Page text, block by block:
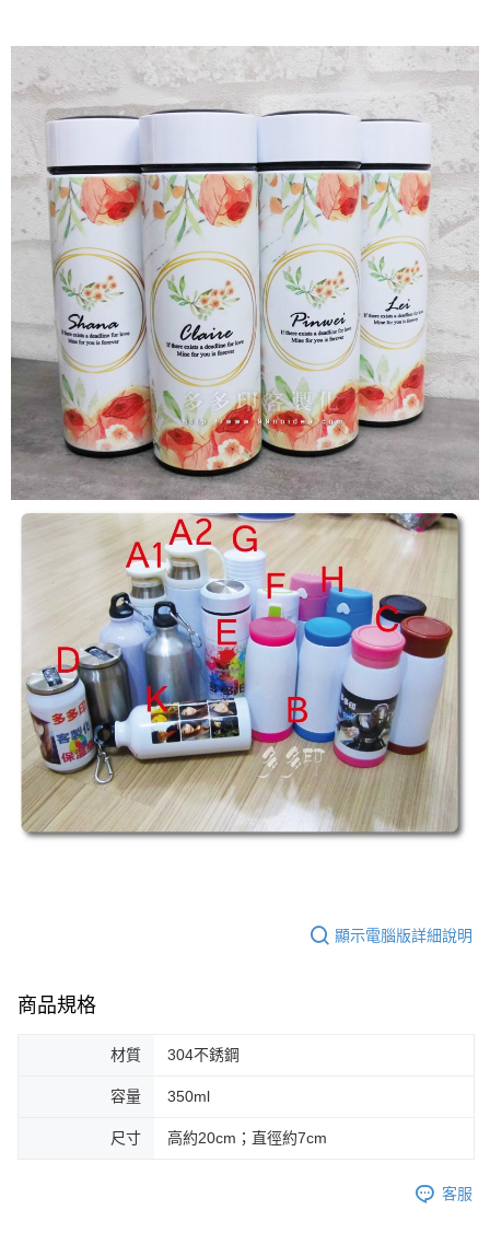
顯示電腦版詳細說明
商品規格
材質 304不銹鋼
容量 350ml
尺寸 高約20cm；直徑約7cm
客服